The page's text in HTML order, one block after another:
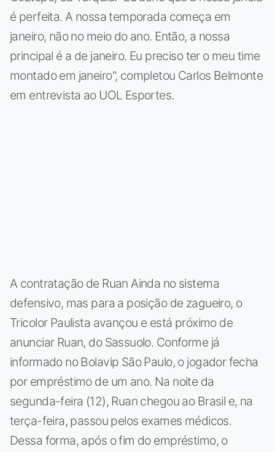
é perfeita. A nossa temporada começa em
janeiro, não no meio do ano. Então, a nossa
principal é a de janeiro. Eu preciso ter o meu time
montado em janeiro", completou Carlos Belmonte
em entrevista ao UOL Esportes.
A contratação de Ruan Ainda no sistema
defensivo, mas para a posição de zagueiro, o
Tricolor Paulista avançou e está próximo de
anunciar Ruan, do Sassuolo. Conforme já
informado no Bolavip São Paulo, o jogador fecha
por empréstimo de um ano. Na noite da
segunda-feira (12), Ruan chegou ao Brasil e, na
terça-feira, passou pelos exames médicos.
Dessa forma, após o fim do empréstimo, o